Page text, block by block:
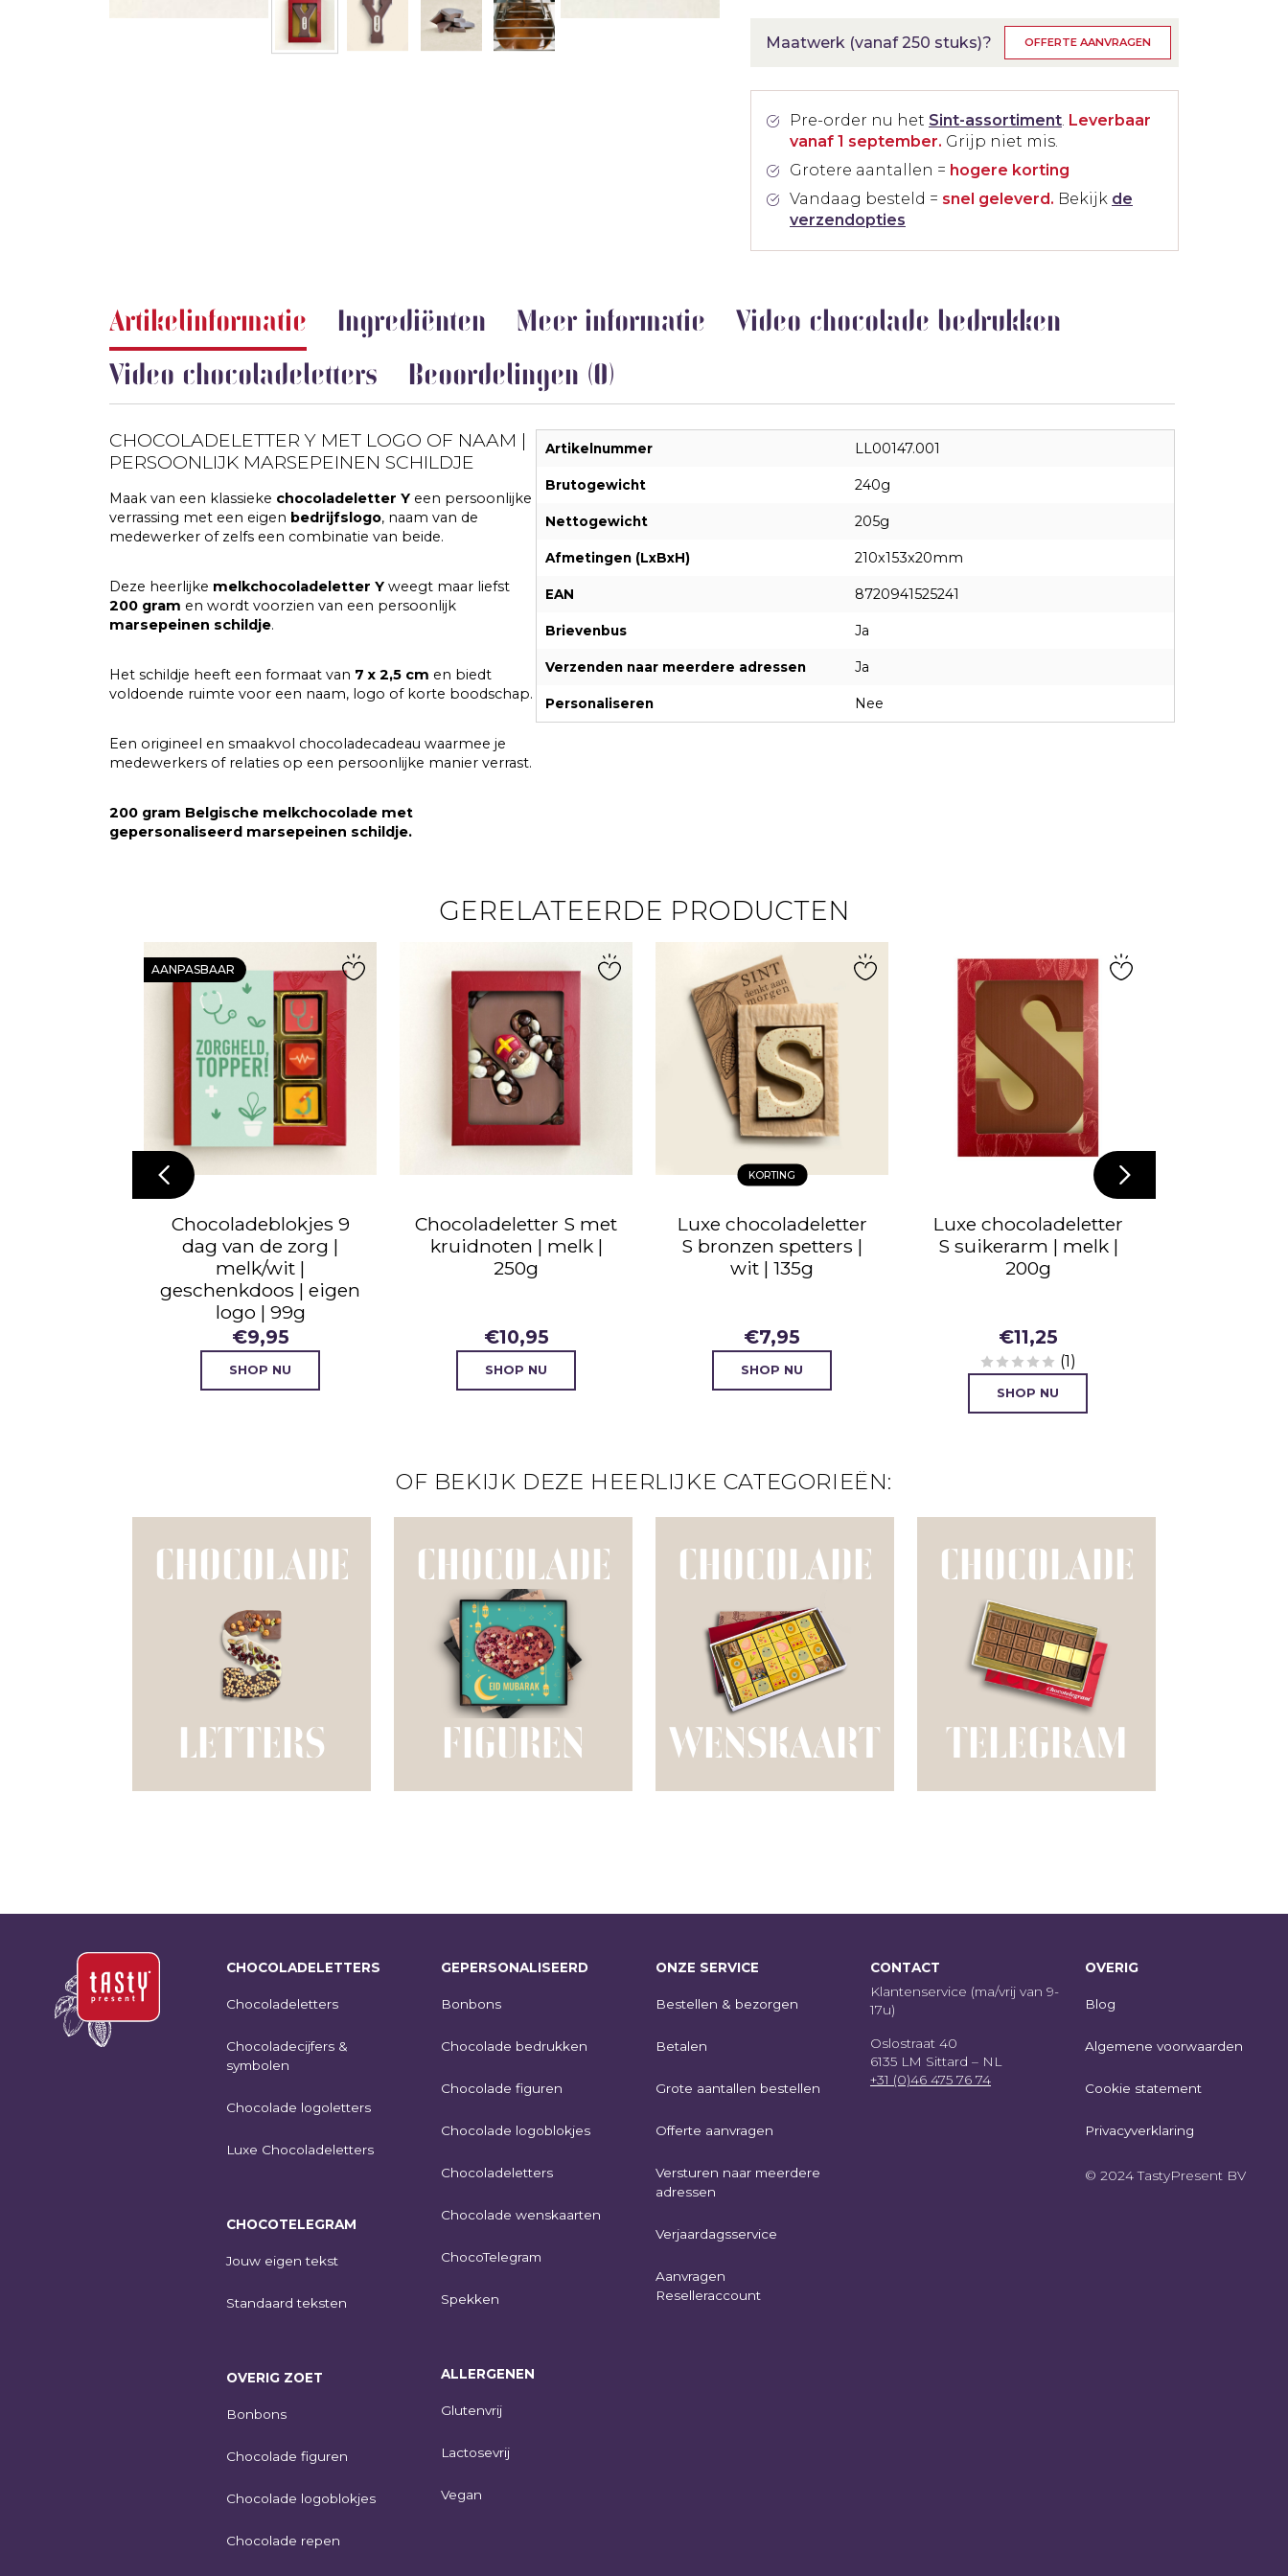
Maatwerk (vanaf 250 stuks)? OFFERTE AANVRAGEN
Pre-order nu het Sint-assortiment Leverbaar
vanaf 1 september. Grijp niet mis.
Grotere aantallen = hogere korting
Vandaag besteld = snel geleverd. Bekijk de
verzendopties
Artikelinformatie Ingrediënten Meer informatie
Video chocolade bedrukken
Video chocoladeletters
Beoordelingen (0)
CHOCOLADELETTER Y MET LOGO OF NAAM |
PERSOONLIJK MARSEPEINEN SCHILDJE
Maak van een klassieke chocoladeletter Y een persoonlijke
verrassing met een eigen bedrijfslogo, naam van de
medewerker of zelfs een combinatie van beide.
Deze heerlijke melkchocoladeletter Y weegt maar liefst
200 gram en wordt voorzien van een persoonlijk
marsepeinen schildje.
Het schildje heeft een formaat van 7 x 2,5 cm en biedt
voldoende ruimte voor een naam, logo of korte boodschap.
Een origineel en smaakvol chocoladecadeau waarmee je
medewerkers of relaties op een persoonlijke manier verrast.
200 gram Belgische melkchocolade met
gepersonaliseerd marsepeinen schildje.
Artikelnummer LL00147.001
Brutogewicht 240g
Nettogewicht 205g
Afmetingen (LxBxH) 210x153x20mm
EAN 8720941525241
Brievenbus Ja
Verzenden naar meerdere adressen Ja
Personaliseren Nee
GERELATEERDE PRODUCTEN
AANPASBAAR
Chocoladeblokjes 9
dag van de zorg |
melk/wit |
geschenkdoos | eigen
logo | 99g
€9,95
SHOP NU
Chocoladeletter S met
kruidnoten | melk |
250g
€10,95
SHOP NU
KORTING
Luxe chocoladeletter
S bronzen spetters |
wit | 135g
€7,95
SHOP NU
Luxe chocoladeletter
S suikerarm | melk |
200g
€11,25
(1)
SHOP NU
OF BEKIJK DEZE HEERLIJKE CATEGORIEËN:
CHOCOLADE
LETTERS
CHOCOLADE
FIGUREN
CHOCOLADE
WENSKAART
CHOCOLADE
TELEGRAM
CHOCOLADELETTERS
Chocoladeletters
Chocoladecijfers &
symbolen
Chocolade logoletters
Luxe Chocoladeletters
CHOCOTELEGRAM
Jouw eigen tekst
Standaard teksten
OVERIG ZOET
Bonbons
Chocolade figuren
Chocolade logoblokjes
Chocolade repen
GEPERSONALISEERD
Bonbons
Chocolade bedrukken
Chocolade figuren
Chocolade logoblokjes
Chocoladeletters
Chocolade wenskaarten
ChocoTelegram
Spekken
ALLERGENEN
Glutenvrij
Lactosevrij
Vegan
ONZE SERVICE
Bestellen & bezorgen
Betalen
Grote aantallen bestellen
Offerte aanvragen
Versturen naar meerdere
adressen
Verjaardagsservice
Aanvragen
Reselleraccount
CONTACT
Klantenservice (ma/vrij van 9-
17u)
Oslostraat 40
6135 LM Sittard – NL
+31 (0)46 475 76 74
OVERIG
Blog
Algemene voorwaarden
Cookie statement
Privacyverklaring
© 2024 TastyPresent BV